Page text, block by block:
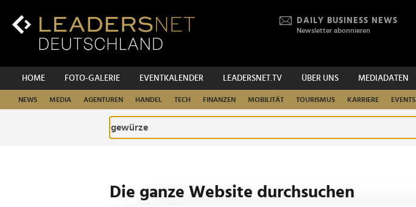
Inhalt
DAILY BUSINESS NEWS
Newsletter abonnieren
HOME FOTO-GALERIE EVENTKALENDER LEADERSNET.TV ÜBER UNS MEDIADATEN
NEWS MEDIA AGENTUREN HANDEL TECH FINANZEN MOBILITÄT TOURISMUS KARRIERE EVENTS
Die ganze Website durchsuchen